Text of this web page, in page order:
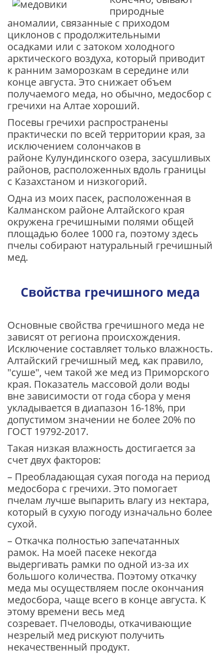
природные
аномалии, связанные с приходом
циклонов с продолжительными
осадками или с затоком холодного
арктического воздуха, который приводит
к ранним заморозкам в середине или
конце августа. Это снижает объем
получаемого меда, но обычно, медосбор с
гречихи на Алтае хороший.
Посевы гречихи распространены
практически по всей территории края, за
исключением солончаков в
районе Кулундинского озера, засушливых
районов, расположенных вдоль границы
с Казахстаном и низкогорий.
Одна из моих пасек, расположенная в
Калманском районе Алтайского края
окружена гречишными полями общей
площадью более 1000 га, поэтому здесь
пчелы собирают натуральный гречишный
мед.
Свойства гречишного меда
Основные свойства гречишного меда не
зависят от региона происхождения.
Исключение составляет только влажность.
Алтайский гречишный мед, как правило,
"суше", чем такой же мед из Приморского
края. Показатель массовой доли воды
вне зависимости от года сбора у меня
укладывается в диапазон 16-18%, при
допустимом значении не более 20% по
ГОСТ 19792-2017.
Такая низкая влажность достигается за
счет двух факторов:
– Преобладающая сухая погода на период
медосбора с гречихи. Это помогает
пчелам лучше выпарить влагу из нектара,
который в сухую погоду изначально более
сухой.
– Откачка полностью запечатанных
рамок. На моей пасеке некогда
выдергивать рамки по одной из-за их
большого количества. Поэтому откачку
меда мы осуществляем после окончания
медосбора, чаще всего в конце августа. К
этому времени весь мед
созревает. Пчеловоды, откачивающие
незрелый мед рискуют получить
некачественный продукт.